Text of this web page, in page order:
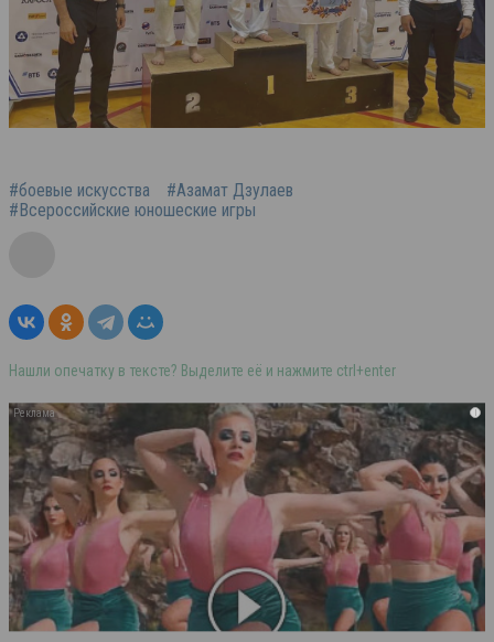
#боевые искусства
#Азамат Дзулаев
#Всероссийские юношеские игры
Нашли опечатку в тексте? Выделите её и нажмите ctrl+enter
i